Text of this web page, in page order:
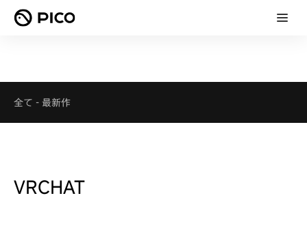
全て - 最新作
VRCHAT